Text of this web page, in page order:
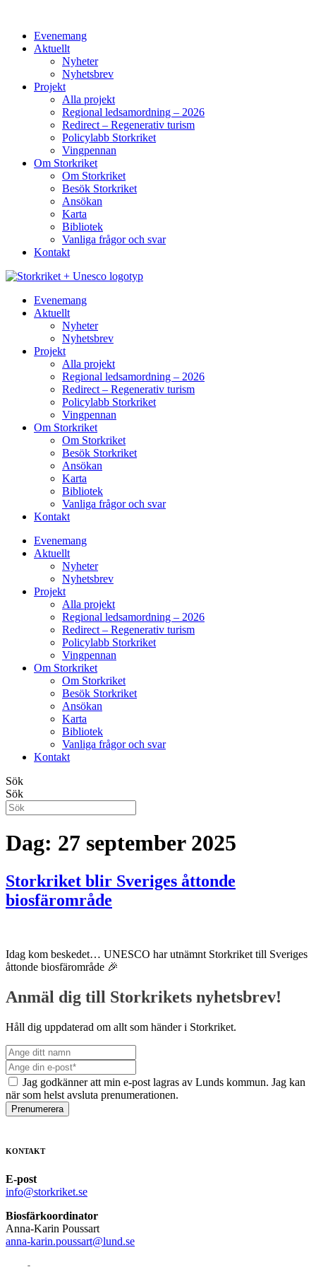
innehållEvenemang
Aktuellt
Nyheter
Nyhetsbrev
Projekt
Alla projekt
Regional ledsamordning – 2026
Redirect – Regenerativ turism
Policylabb Storkriket
Vingpennan
Om Storkriket
Om Storkriket
Besök Storkriket
Ansökan
Karta
Bibliotek
Vanliga frågor och svar
Kontakt
Evenemang
Aktuellt
Nyheter
Nyhetsbrev
Projekt
Alla projekt
Regional ledsamordning – 2026
Redirect – Regenerativ turism
Policylabb Storkriket
Vingpennan
Om Storkriket
Om Storkriket
Besök Storkriket
Ansökan
Karta
Bibliotek
Vanliga frågor och svar
Kontakt
Evenemang
Aktuellt
Nyheter
Nyhetsbrev
Projekt
Alla projekt
Regional ledsamordning – 2026
Redirect – Regenerativ turism
Policylabb Storkriket
Vingpennan
Om Storkriket
Om Storkriket
Besök Storkriket
Ansökan
Karta
Bibliotek
Vanliga frågor och svar
Kontakt
Sök
Sök
Dag: 27 september 2025
Storkriket blir Sveriges åttonde
biosfärområde
Idag kom beskedet… UNESCO har utnämnt Storkriket till Sveriges
åttonde biosfärområde 🎉
Anmäl dig till Storkrikets nyhetsbrev!
Håll dig uppdaterad om allt som händer i Storkriket.
Jag godkänner att min e-post lagras av Lunds kommun. Jag kan
när som helst avsluta prenumerationen.
Prenumerera
KONTAKT
E-post
info@storkriket.se
Biosfärkoordinator
Anna-Karin Poussart
anna-karin.poussart@lund.se